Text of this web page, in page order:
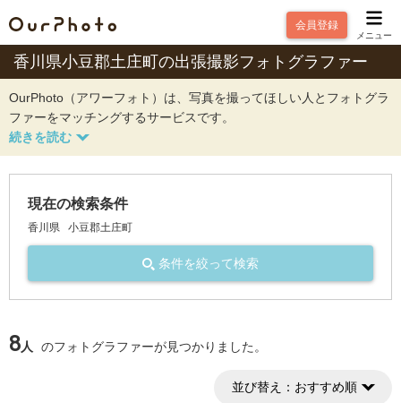
会員登録
メニュー
香川県小豆郡土庄町の出張撮影フォトグラファー
OurPhoto（アワーフォト）は、写真を撮ってほしい人とフォトグラ
ファーをマッチングするサービスです。
現在の検索条件
香川県 小豆郡土庄町
条件を絞って検索
8人 のフォトグラファーが見つかりました。
並び替え： おすすめ順